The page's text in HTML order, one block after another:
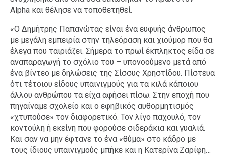
Alpha και θέλησε να τοποθετηθεί.
«Ο Δημήτρης Παπανώτας είναι ένα ευφυής άνθρωπος
με μεγάλη εμπειρία στην τηλεόραση και χιούμορ που θα
έλεγα που ταιριάζει. Σήμερα το πρωί έκπληκτος είδα σε
αναπαραγωγή το σχόλιο του – υπονοούμενο μετά από
ένα βίντεο με δηλώσεις της Σίσσυς Χρηστίδου. Πίστευα
ότι τέτοιου είδους υπαινιγμούς για τα κιλά κάποιου
άλλου ανθρώπου τα είχα αφήσει πίσω. Στην εποχή που
πηγαίναμε σχολείο και ο εφηβικός αυθορμητισμός
«χτυπούσε» τον διαφορετικό. Τον λίγο παχουλό, τον
κοντούλη ή εκείνη που φορούσε σιδεράκια και γυαλιά.
Και σαν να μην έφτανε το ένα «θύμα» στο κάδρο με
τους ίδιους υπαινιγμούς μπήκε και η Κατερίνα Ζαρίφη…